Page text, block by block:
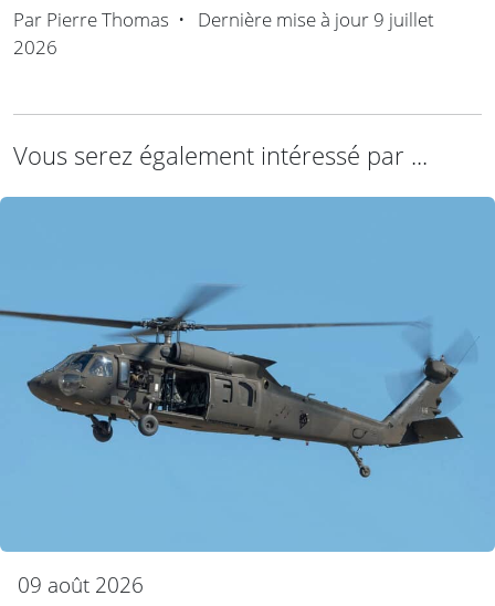
Par Pierre Thomas • Dernière mise à jour 9 juillet
2026
Vous serez également intéressé par ...
09 août 2026